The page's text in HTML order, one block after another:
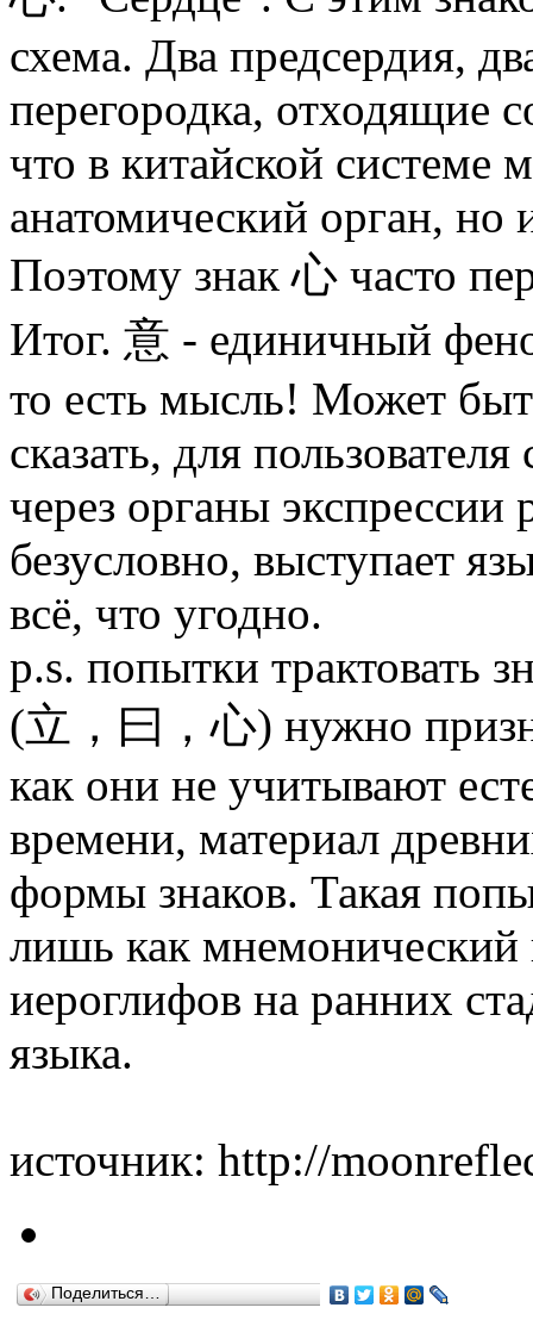
схема. Два предсердия,
перегородка, отходящие
что в китайской системе
анатомический орган,
Поэтому знак 心 часто
Итог. 意 - единичный
то есть мысль! Может
сказать, для
через органы
безусловно, выступает
всё, что угодно.
p.s. попытки трактовать
(立，曰，心) нужно
как они не учитывают
времени, материал
формы знаков. Такая
лишь как мнемонический
иероглифов на ранних
языка.
источник: http://
Поделиться…